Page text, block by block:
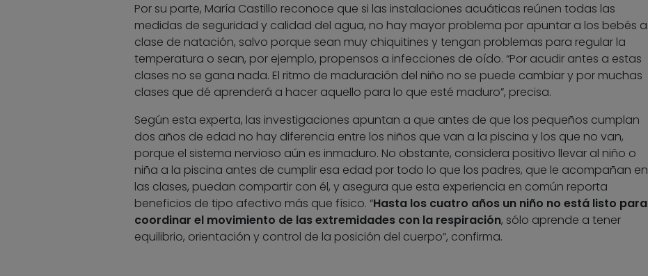
Por su parte, María Castillo reconoce que si las instalaciones acuáticas reúnen todas las
medidas de seguridad y calidad del agua, no hay mayor problema por apuntar a los bebés a
clase de natación, salvo porque sean muy chiquitines y tengan problemas para regular la
temperatura o sean, por ejemplo, propensos a infecciones de oído. “Por acudir antes a estas
clases no se gana nada. El ritmo de maduración del niño no se puede cambiar y por muchas
clases que dé aprenderá a hacer aquello para lo que esté maduro”, precisa.
Según esta experta, las investigaciones apuntan a que antes de que los pequeños cumplan
dos años de edad no hay diferencia entre los niños que van a la piscina y los que no van,
porque el sistema nervioso aún es inmaduro. No obstante, considera positivo llevar al niño o
niña a la piscina antes de cumplir esa edad por todo lo que los padres, que le acompañan en
las clases, puedan compartir con él, y asegura que esta experiencia en común reporta
beneficios de tipo afectivo más que físico. “Hasta los cuatro años un niño no está listo para
coordinar el movimiento de las extremidades con la respiración, sólo aprende a tener
equilibrio, orientación y control de la posición del cuerpo”, confirma.